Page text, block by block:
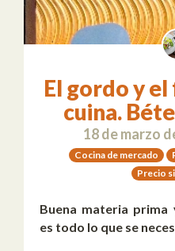
El gordo y el
cuina.
18 de marzo
Cocina de mercado
Precio
Buena materia prima
es todo lo que se